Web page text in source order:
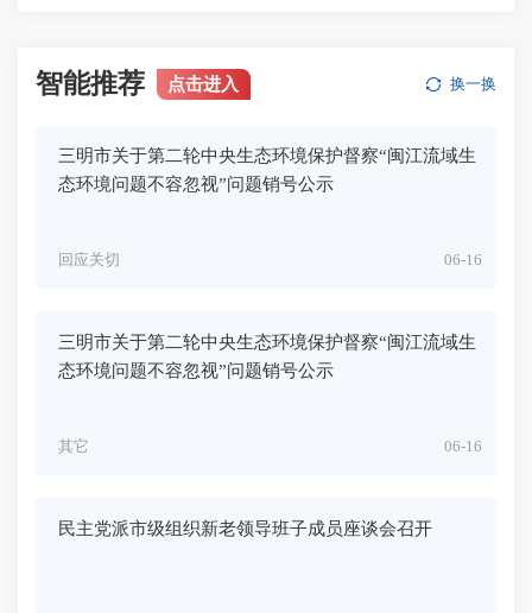
智能推荐 点击进入 换一换
三明市关于第二轮中央生态环境保护督察“闽江流域生
态环境问题不容忽视”问题销号公示
06-16
回应关切
三明市关于第二轮中央生态环境保护督察“闽江流域生
态环境问题不容忽视”问题销号公示
06-16
其它
民主党派市级组织新老领导班子成员座谈会召开